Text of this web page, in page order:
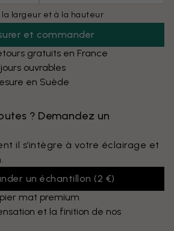
la largeur et à la hauteur
et commander
gratuits en France
ouvrables
en Suède
? Demandez un
il s’intègre à votre éclairage et
un échantillon (2 €)
mat premium
et la finition de nos